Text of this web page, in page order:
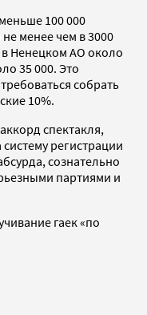
100 000
менее чем в 3000
Ненецком АО около
35 000. Это
собрать
10%.
спектакля,
регистрации
сознательно
партиями и
гаек «по